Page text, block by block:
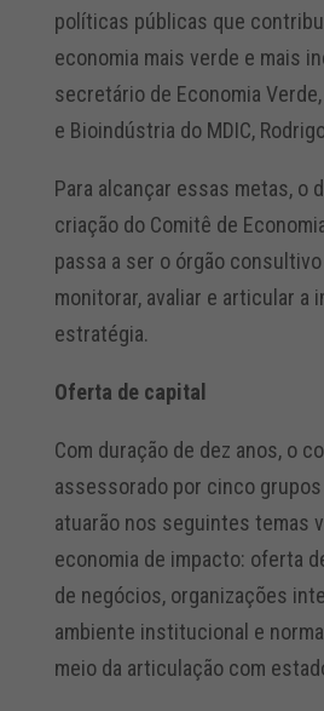
políticas públicas que
economia mais verde e mais
secretário de Economia
e Bioindústria do MDIC,
Para alcançar essas metas, o
criação do Comitê de
passa a ser o órgão
monitorar, avaliar e articular a
estratégia.
Oferta de capital
Com duração de dez anos, o
assessorado por cinco
atuarão nos seguintes temas
economia de impacto: oferta
de negócios, organizações
ambiente institucional e
meio da articulação com